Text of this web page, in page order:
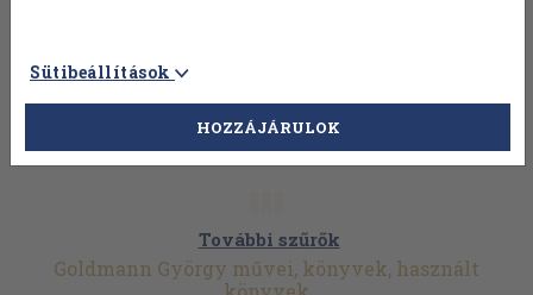
További szűrők
Goldmann György művei, könyvek, használt
Sütibeállítások
HOZZÁJÁRULOK